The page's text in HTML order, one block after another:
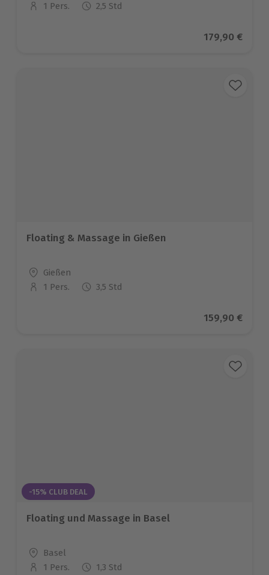
Anzahl der Teilnehmer
1 Pers. 2,5 Std
Aktueller
179,90 €
Floating & Massage in Gießen
Standort
Gießen
Anzahl der Teilnehmer
1 Pers. 3,5 Std
Aktueller
159,90 €
-15% CLUB DEAL
Floating und Massage in Basel
Standort
Basel
1 Pers. 1,3 Std